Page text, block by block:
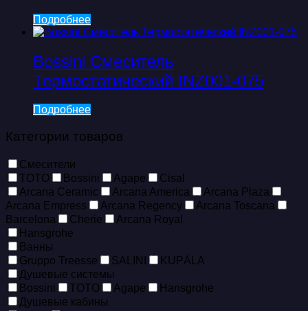
Подробнее
Bossini Смеситель
Термостатический INZ001-075
Подробнее
Категории товаров
Смесители
TOTO
Bossini Agape
Cisal
Arcana Ceramic
Arcana America
Arcana Plaza
Arcana Empress
Arcana Regency
Arcana Toscana
Barcelona
Cherie
Arcana Royal
Hansgrohe
Ванны
Gruppo Treesse
SALINI
KUPÁLA
Душевые системы
Bossini
TOTO Agape
Hansgrohe
Душевые кабины